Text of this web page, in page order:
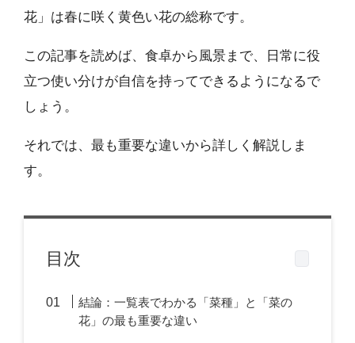
花」は春に咲く黄色い花の総称です。
この記事を読めば、食卓から風景まで、日常に役
立つ使い分けが自信を持ってできるようになるで
しょう。
それでは、最も重要な違いから詳しく解説しま
す。
目次
結論：一覧表でわかる「菜種」と「菜の
花」の最も重要な違い